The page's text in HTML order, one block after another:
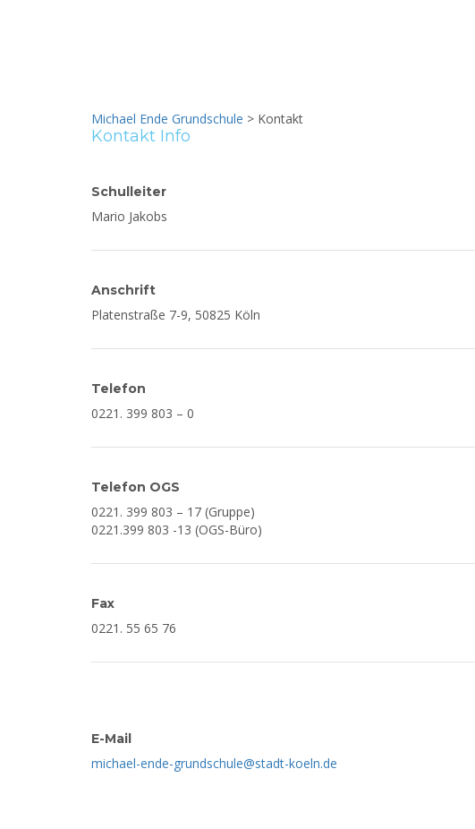
Michael Ende Grundschule > Kontakt
Kontakt Info
Schulleiter
Mario Jakobs
Anschrift
Platenstraße 7-9, 50825 Köln
Telefon
0221. 399 803 – 0
Telefon OGS
0221. 399 803 – 17 (Gruppe)
0221.399 803 -13 (OGS-Büro)
Fax
0221. 55 65 76
E-Mail
michael-ende-grundschule@stadt-koeln.de